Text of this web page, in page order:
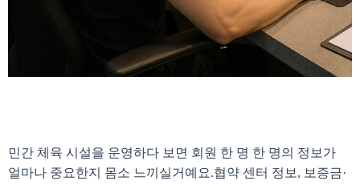
민간 체육 시설을 운영하다 보면 회원 한 명 한 명의 정보가
얼마나 중요한지 몸소 느끼실거예요.협약 센터 정보, 보증금·